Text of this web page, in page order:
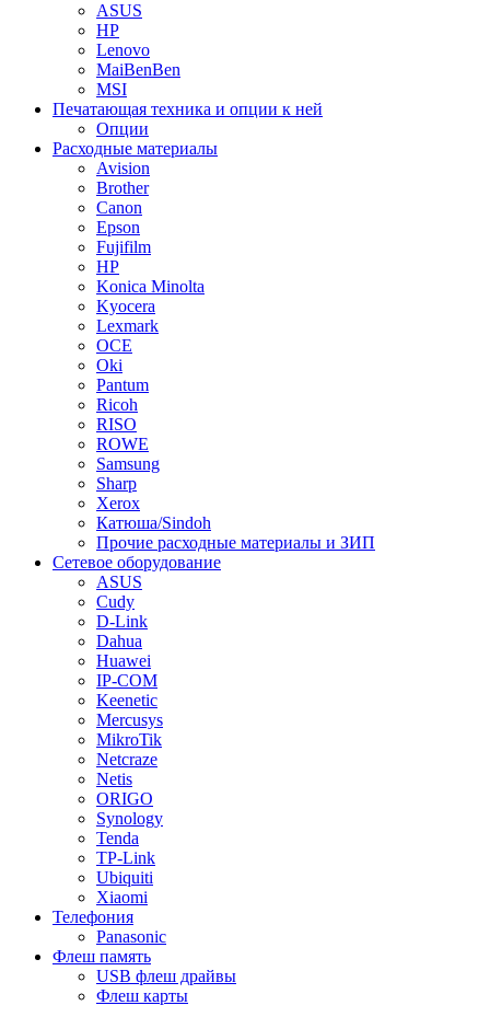
ASUS
HP
Lenovo
MaiBenBen
MSI
Печатающая техника и опции к ней
Опции
Расходные материалы
Avision
Brother
Canon
Epson
Fujifilm
HP
Konica Minolta
Kyocera
Lexmark
OCE
Oki
Pantum
Ricoh
RISO
ROWE
Samsung
Sharp
Xerox
Катюша/Sindoh
Прочие расходные материалы и ЗИП
Сетевое оборудование
ASUS
Cudy
D-Link
Dahua
Huawei
IP-COM
Keenetic
Mercusys
MikroTik
Netcraze
Netis
ORIGO
Synology
Tenda
TP-Link
Ubiquiti
Xiaomi
Телефония
Panasonic
Флеш память
USB флеш драйвы
Флеш карты